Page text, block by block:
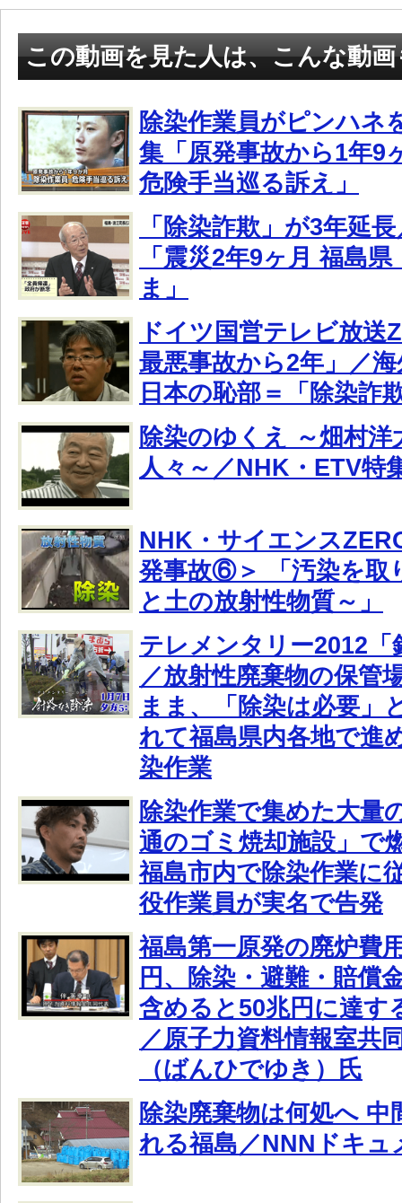
この動画を見た人は、こんな動
除染作業員がピンハネ
集「原発事故から1年9
危険手当巡る訴え」
「除染詐欺」が3年延
「震災2年9ヶ月 福島
ま」
ドイツ国営テレビ放送
最悪事故から2年」／
日本の恥部＝「除染詐
除染のゆくえ ～畑村洋
人々～／NHK・ETV特
NHK・サイエンス
発事故⑥＞ 「汚染を取
と土の放射性物質～」
テレメンタリー2012「
／放射性廃棄物の保管
まま、「除染は必要」
れて福島県内各地で進
染作業
除染作業で集めた大量
通のゴミ焼却施設」で
福島市内で除染作業に
役作業員が実名で告発
福島第一原発の廃炉費
円、除染・避難・賠償
含めると50兆円に達す
／原子力資料情報室共
（ばんひでゆき）氏
除染廃棄物は何処へ 中
れる福島／NNNドキュ